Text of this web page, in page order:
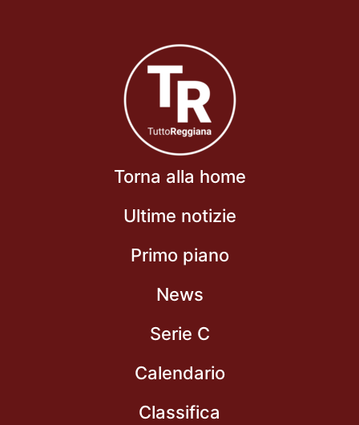
Torna alla home
Ultime notizie
Primo piano
News
Serie C
Calendario
Classifica